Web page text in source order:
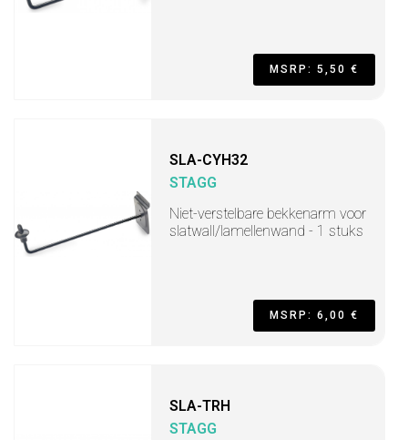
MSRP: 5,50 €
SLA-CYH32
STAGG
Niet-verstelbare bekkenarm voor
slatwall/lamellenwand - 1 stuks
MSRP: 6,00 €
SLA-TRH
STAGG